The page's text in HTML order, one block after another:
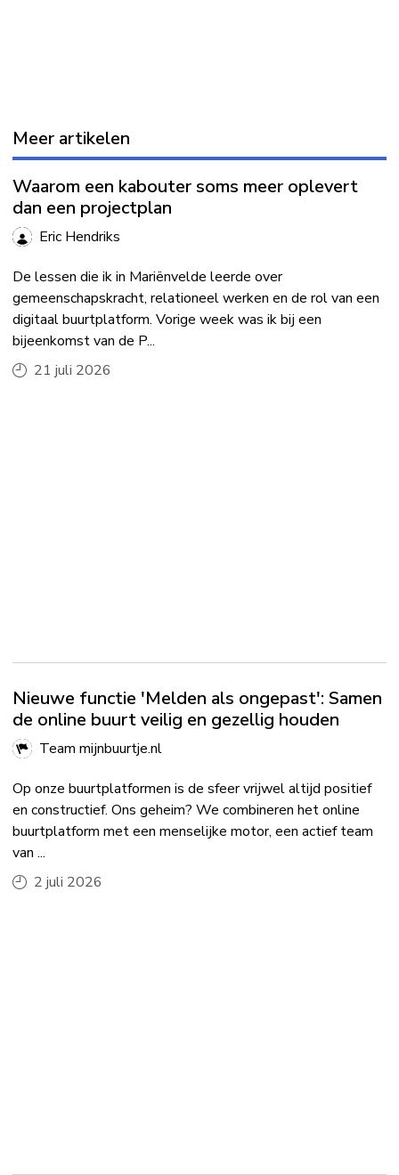
Meer artikelen
Waarom een kabouter soms meer oplevert
dan een projectplan
Eric Hendriks
De lessen die ik in Mariënvelde leerde over
gemeenschapskracht, relationeel werken en de rol van een
digitaal buurtplatform. Vorige week was ik bij een
bijeenkomst van de P...
21 juli 2026
Nieuwe functie 'Melden als ongepast': Samen
de online buurt veilig en gezellig houden
Team mijnbuurtje.nl
Op onze buurtplatformen is de sfeer vrijwel altijd positief
en constructief. Ons geheim? We combineren het online
buurtplatform met een menselijke motor, een actief team
van ...
2 juli 2026